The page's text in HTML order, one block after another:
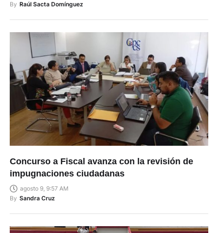
By Raúl Sacta Domínguez
Concurso a Fiscal avanza con la revisión de
impugnaciones ciudadanas
agosto 9, 9:57 AM
By Sandra Cruz